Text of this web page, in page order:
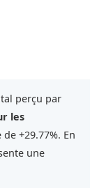
perçu par
les
+29.77%. En
une